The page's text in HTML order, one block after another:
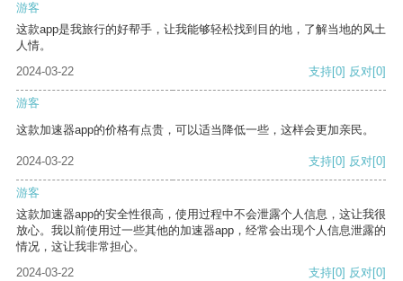
游客
这款app是我旅行的好帮手，让我能够轻松找到目的地，了解当地的风土
人情。
2024-03-22
支持[0] 反对[0]
游客
这款加速器app的价格有点贵，可以适当降低一些，这样会更加亲民。
2024-03-22 支持[0] 反对[0]
游客
这款加速器app的安全性很高，使用过程中不会泄露个人信息，这让我很
放心。我以前使用过一些其他的加速器app，经常会出现个人信息泄露的
情况，这让我非常担心。
2024-03-22
支持[0] 反对[0]